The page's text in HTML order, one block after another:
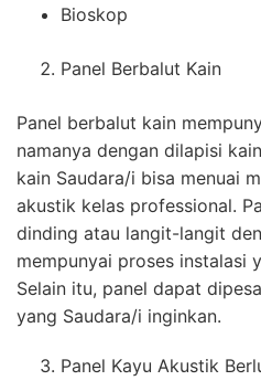
Bioskop
Panel Berbalut Kain
Panel berbalut kain
namanya dengan dilapisi
kain Saudara/i bisa menuai
akustik kelas professional.
dinding atau langit-langit
mempunyai proses instalasi
Selain itu, panel dapat
yang Saudara/i inginkan.
Panel Kayu Akustik